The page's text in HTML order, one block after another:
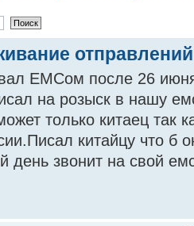
отправлений
ЕМСом после 26
на розыск в нашу
только китаец так
китайцу что б
день звонит на свой